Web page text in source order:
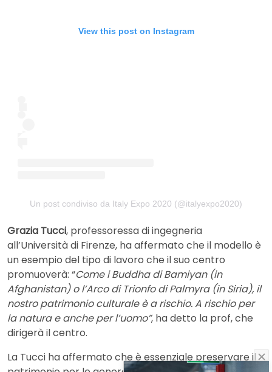
View this post on Instagram
Un post condiviso da Italy Expo 2020 (@italyexpo2020)
Grazia Tucci, professoressa di ingegneria
all’Università di Firenze, ha affermato che il modello è
un esempio del tipo di lavoro che il suo centro
promuoverà: “Come i Buddha di Bamiyan (in
Afghanistan) o l’Arco di Trionfo di Palmyra (in Siria), il
nostro patrimonio culturale è a rischio. A rischio per
la natura e anche per l’uomo”, ha detto la prof, che
dirigerà il centro.
La Tucci ha affermato che è essenziale preservare il